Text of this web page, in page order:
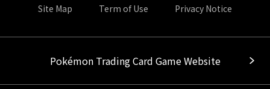
Site Map Term of Use Privacy Notice
Pokémon Trading Card Game Website